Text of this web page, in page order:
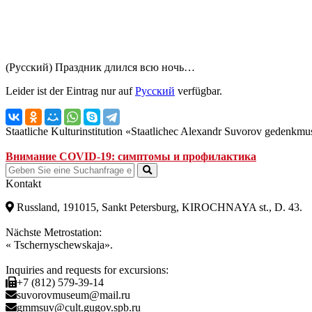
(Русский) Праздник длился всю ночь…
Leider ist der Eintrag nur aufРусский verfügbar.
Staatliche Kulturinstitution «Staatlichec Alexandr Suvorov
Внимание COVID-19: симптомы и профилактика
Kontakt
Russland, 191015, Sankt Petersburg, KIROCHNAYA st., D. 43.
Nächste Metrostation:
« Tschernyschewskaja».
Inquiries and requests for excursions:
+7 (812) 579-39-14
suvorovmuseum@mail.ru
gmmsuv@cult.gugov.spb.ru